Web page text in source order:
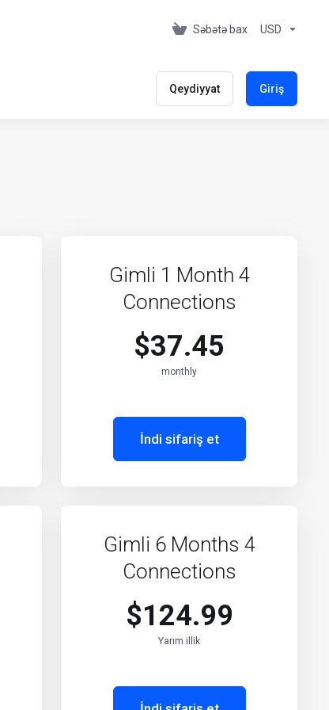
Səbətə bax USD
Qeydiyyat Giriş
Gimli 1 Month 4
Connections
$37.45
monthly
İndi sifariş et
Gimli 6 Months 4
Connections
$124.99
Yarım illik